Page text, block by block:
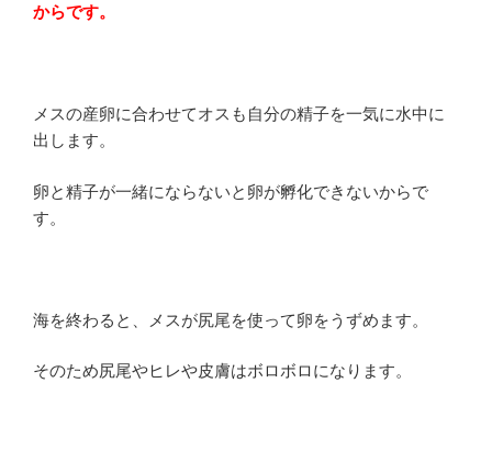
からです。
メスの産卵に合わせてオスも自分の精子を一気に水中に
出します。
卵と精子が一緒にならないと卵が孵化できないからで
す。
海を終わると、メスが尻尾を使って卵をうずめます。
そのため尻尾やヒレや皮膚はボロボロになります。